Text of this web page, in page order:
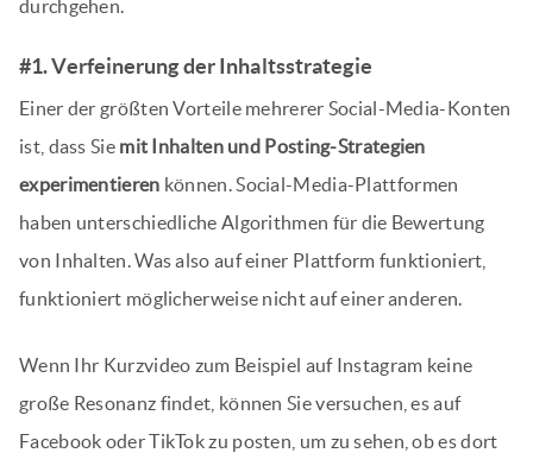
durchgehen.
#1. Verfeinerung der Inhaltsstrategie
Einer der größten Vorteile mehrerer Social-Media-Konten
ist, dass Sie mit Inhalten und Posting-Strategien
experimentieren können. Social-Media-Plattformen
haben unterschiedliche Algorithmen für die Bewertung
von Inhalten. Was also auf einer Plattform funktioniert,
funktioniert möglicherweise nicht auf einer anderen.
Wenn Ihr Kurzvideo zum Beispiel auf Instagram keine
große Resonanz findet, können Sie versuchen, es auf
Facebook oder TikTok zu posten, um zu sehen, ob es dort